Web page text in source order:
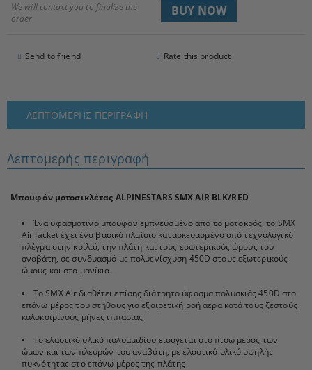
We will contact you to finalize the
order
Send to friend Rate this product
ΛΕΠΤΟΜΕΡΉΣ ΠΕΡΙΓΡΑΦΉ
Λεπτομερής περιγραφή
Μπουφάν μοτοσικλέτας ALPINESTARS SMX AIR BLK/RED
Ένα υφασμάτινο μπουφάν εμπνευσμένο από το μοτοκρός, το SMX
Air Jacket έχει ένα βασικό πλαίσιο κατασκευασμένο από τεχνολογικό
πλέγμα στην κοιλιά, την πλάτη και τους εσωτερικούς ώμους του
αναβάτη, σε συνδυασμό με πολυενίσχυση 450D στους εξωτερικούς
ώμους και στα μανίκια.
Το SMX Air διαθέτει επίσης διάτρητο ύφασμα πολυσκιάς 450D στο
επάνω μέρος του στήθους για εξαιρετική ροή αέρα κατά τους ζεστούς
καλοκαιρινούς μήνες ιππασίας
Το ελαστικό υλικό πολυαμιδίου εισάγεται στο πίσω μέρος των
ώμων και των πλευρών του αναβάτη, με ελαστικό υλικό υψηλής
πυκνότητας στο επάνω μέρος της πλάτης